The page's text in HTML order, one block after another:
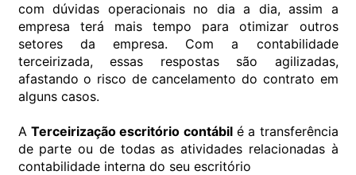
com dúvidas operacionais no dia a dia, assim a
empresa terá mais tempo para otimizar outros
setores da empresa. Com a contabilidade
terceirizada, essas respostas são agilizadas,
afastando o risco de cancelamento do contrato em
alguns casos.
A Terceirização escritório contábilé a transferência
de parte ou de todas as atividades relacionadas à
contabilidade interna do seu escritório